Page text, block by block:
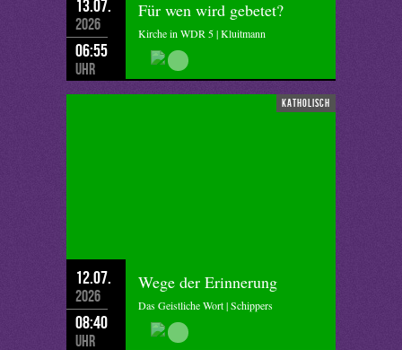
13.07.
2026
06:55
Uhr
Für wen wird gebetet?
Kirche in WDR 5 | Kluitmann
katholisch
12.07.
2026
08:40
Uhr
Wege der Erinnerung
Das Geistliche Wort | Schippers